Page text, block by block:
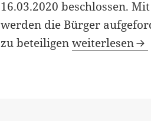
16.03.2020 beschlossen.
werden die Bürger
zu beteiligenweiterlesen